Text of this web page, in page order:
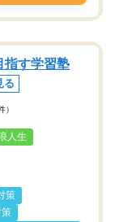
指す学習塾
る
）
人生
策